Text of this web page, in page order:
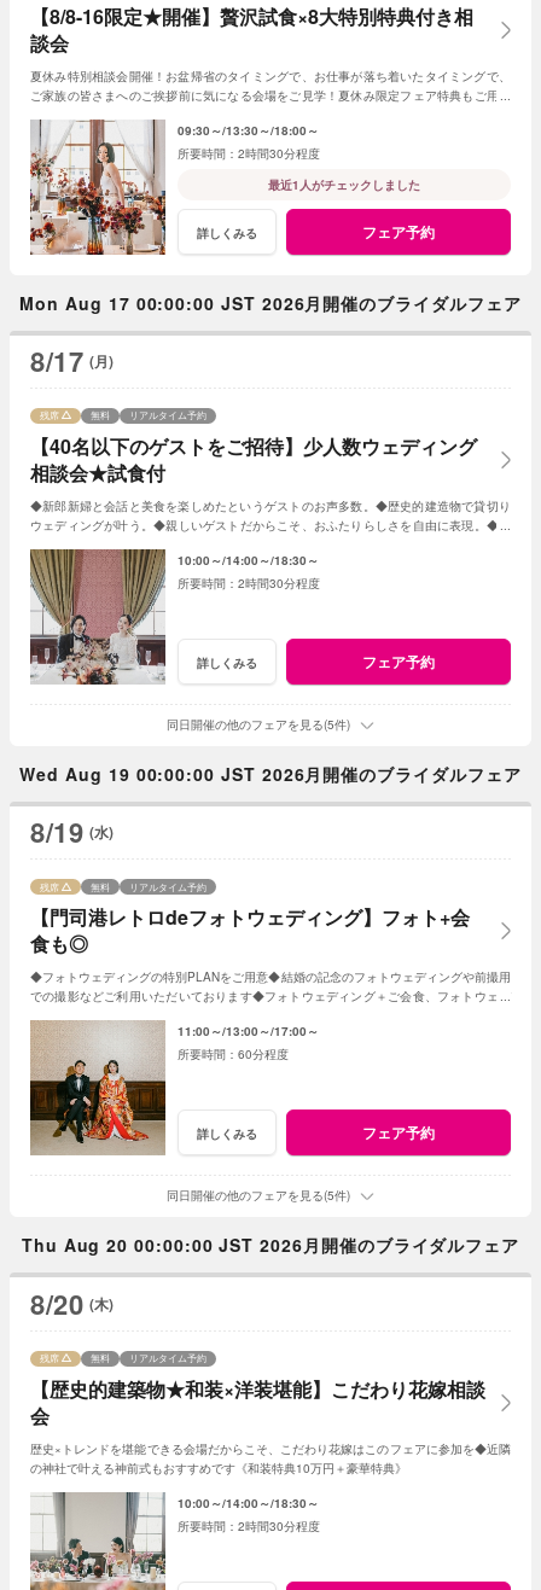
【8/8-16限定★開催】贅沢試食×8大特別特典付き相
談会
夏休み特別相談会開催！お盆帰省のタイミングで、お仕事が落ち着いたタイミングで、
ご家族の皆さまへのご挨拶前に気になる会場をご見学！夏休み限定フェア特典もご用意
09:30～ 13:30～ 18:00～
2時間30分程度
最近1人がチェックしました
詳しくみる フェア予約
Mon Aug 17 00:00:00 JST 2026月開催のブライダルフェア
8/17 (月)
【40名以下のゲストをご招待】少人数ウェディング
相談会★試食付
残席 無料 リアルタイム予約
◆新郎新婦と会話と美食を楽しめたというゲストのお声多数。◆歴史的建造物で貸切り
ウェディングが叶う。◆親しいゲストだからこそ、おふたりらしさを自由に表現。◆お
10:00～ 14:00～ 18:30～
2時間30分程度
詳しくみる フェア予約
同日開催の他のフェアを見る(5件)
Wed Aug 19 00:00:00 JST 2026月開催のブライダルフェア
8/19 (水)
【門司港レトロdeフォトウェディング】フォト+会
食も◎
残席 無料 リアルタイム予約
◆フォトウェディングの特別PLANをご用意◆結婚の記念のフォトウェディングや前撮用
での撮影などご利用いただいております◆フォトウェディング＋ご会食、フォトウェデ
11:00～ 13:00～ 17:00～
60分程度
詳しくみる フェア予約
同日開催の他のフェアを見る(5件)
Thu Aug 20 00:00:00 JST 2026月開催のブライダルフェア
8/20 (木)
【歴史的建築物★和装×洋装堪能】こだわり花嫁相談
会
残席 無料 リアルタイム予約
歴史×トレンドを堪能できる会場だからこそ、こだわり花嫁はこのフェアに参加を◆近隣
の神社で叶える神前式もおすすめです《和装特典10万円＋豪華特典》
10:00～ 14:00～ 18:30～
2時間30分程度